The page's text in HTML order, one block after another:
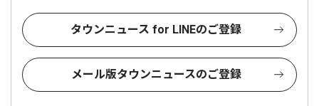
タウンニュース for LINEのご登録
メール版タウンニュースのご登録